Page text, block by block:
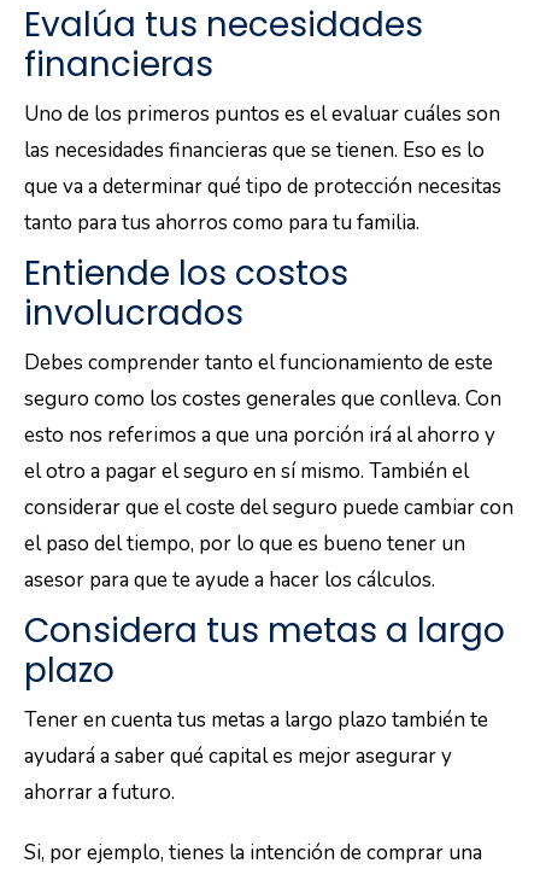
Evalúa tus necesidades
financieras
Uno de los primeros puntos es el evaluar cuáles son
las necesidades financieras que se tienen. Eso es lo
que va a determinar qué tipo de protección necesitas
tanto para tus ahorros como para tu familia.
Entiende los costos
involucrados
Debes comprender tanto el funcionamiento de este
seguro como los costes generales que conlleva. Con
esto nos referimos a que una porción irá al ahorro y
el otro a pagar el seguro en sí mismo. También el
considerar que el coste del seguro puede cambiar con
el paso del tiempo, por lo que es bueno tener un
asesor para que te ayude a hacer los cálculos.
Considera tus metas a largo
plazo
Tener en cuenta tus metas a largo plazo también te
ayudará a saber qué capital es mejor asegurar y
ahorrar a futuro.
Si, por ejemplo, tienes la intención de comprar una